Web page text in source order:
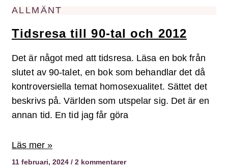
ALLMÄNT
Tidsresa till 90-tal och 2012
Det är något med att tidsresa. Läsa en bok från
slutet av 90-talet, en bok som behandlar det då
kontroversiella temat homosexualitet. Sättet det
beskrivs på. Världen som utspelar sig. Det är en
annan tid. En tid jag får göra
Läs mer »
11 februari, 2024 2 kommentarer